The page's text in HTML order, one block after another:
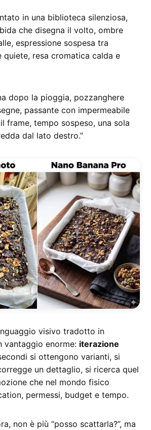
in una biblioteca silenziosa,
che disegna il volto, ombre
espressione sospesa tra
quiete, resa cromatica calda e
dopo la pioggia, pozzanghere
passante con impermeabile
frame, tempo sospeso, una sola
dal lato destro.”
visivo tradotto in
vantaggio enorme: iterazione
si ottengono varianti, si
un dettaglio, si ricerca quel
che nel mondo fisico
permessi, budget e tempo.
non è più “posso scattarla?”, ma